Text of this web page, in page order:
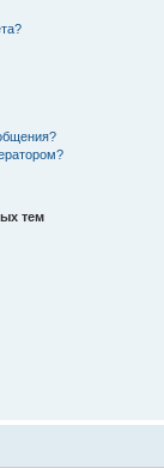
тем